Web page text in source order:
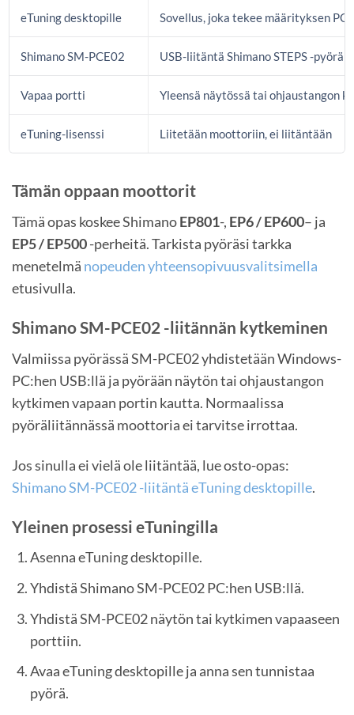
eTuning desktopille Sovellus, joka tekee määrityksen
Shimano SM-PCE02 USB-liitäntä Shimano STEPS -
Vapaa portti Yleensä näytössä tai ohjaustangon
eTuning-lisenssi Liitetään moottoriin, ei liitäntään
Tämän oppaan moottorit
Tämä opas koskee ShimanoEP801-, EP6 / EP600– ja
EP5 / EP500-perheitä. Tarkista pyöräsi tarkka
menetelmä nopeuden yhteensopivuusvalitsimella
etusivulla.
Shimano SM-PCE02 -liitännän kytkeminen
Valmiissa pyörässä SM-PCE02 yhdistetään Windows-
PC:hen USB:llä ja pyörään näytön tai ohjaustangon
kytkimen vapaan portin kautta. Normaalissa
pyöräliitännässä moottoria ei tarvitse irrottaa.
Jos sinulla ei vielä ole liitäntää, lue osto-opas:
Shimano SM-PCE02 -liitäntä eTuning desktopille.
Yleinen prosessi eTuningilla
Asenna eTuning desktopille.
Yhdistä Shimano SM-PCE02 PC:hen USB:llä.
Yhdistä SM-PCE02 näytön tai kytkimen vapaaseen
porttiin.
Avaa eTuning desktopille ja anna sen tunnistaa
pyörä.